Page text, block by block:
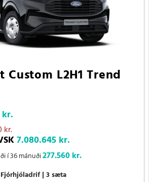
Custom L2H1 Trend
kr.
kr.
7.080.645 kr.
í 36 mánuði277.560 kr.
Fjórhjóladrif 3 sæta